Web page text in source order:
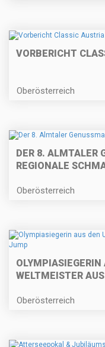
VORBERICHT
Oberösterreich
DER 8. ALMTALER
REGIONALE
Oberösterreich
OLYMPIASIEGERIN
WELTMEISTER
Oberösterreich